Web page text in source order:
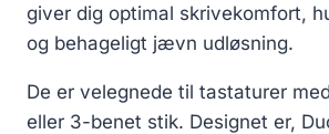
giver dig optimal skrivekomfort,
og behageligt jævn udløsning.
De er velegnede til tastaturer
eller 3-benet stik. Designet er,